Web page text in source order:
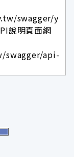
swagger/y
說明頁面網
swagger/api-